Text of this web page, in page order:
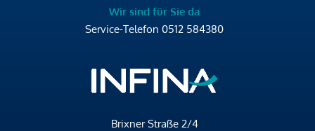
Wir sind für Sie da
Service-Telefon 0512 584380
Brixner Straße 2/4